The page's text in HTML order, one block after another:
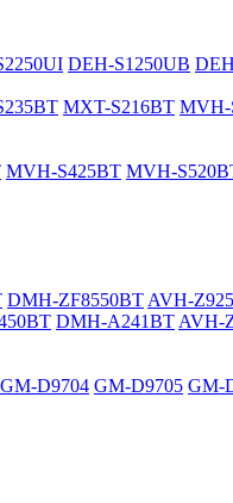
DEH-S1250UB
MXT-S216BT MVH-
MVH-S425BT MVH-
DMH-ZF8550BT AVH-
DMH-A241BT AVH-
GM-D9704 GM-D9705 GM-